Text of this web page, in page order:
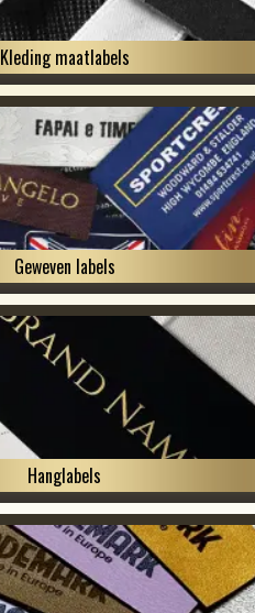
Kleding maatlabels
Geweven labels
Hanglabels